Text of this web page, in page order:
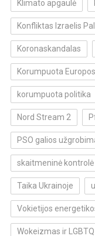
Klimato apgaulė
Konfliktas Izraelis
Koronaskandalas
Korumpuota
korumpuota politika
Nord Stream 2
PSO galios
skaitmeninė kontrolė
Taika Ukrainoje
Vokietijos
Wokeizmas ir